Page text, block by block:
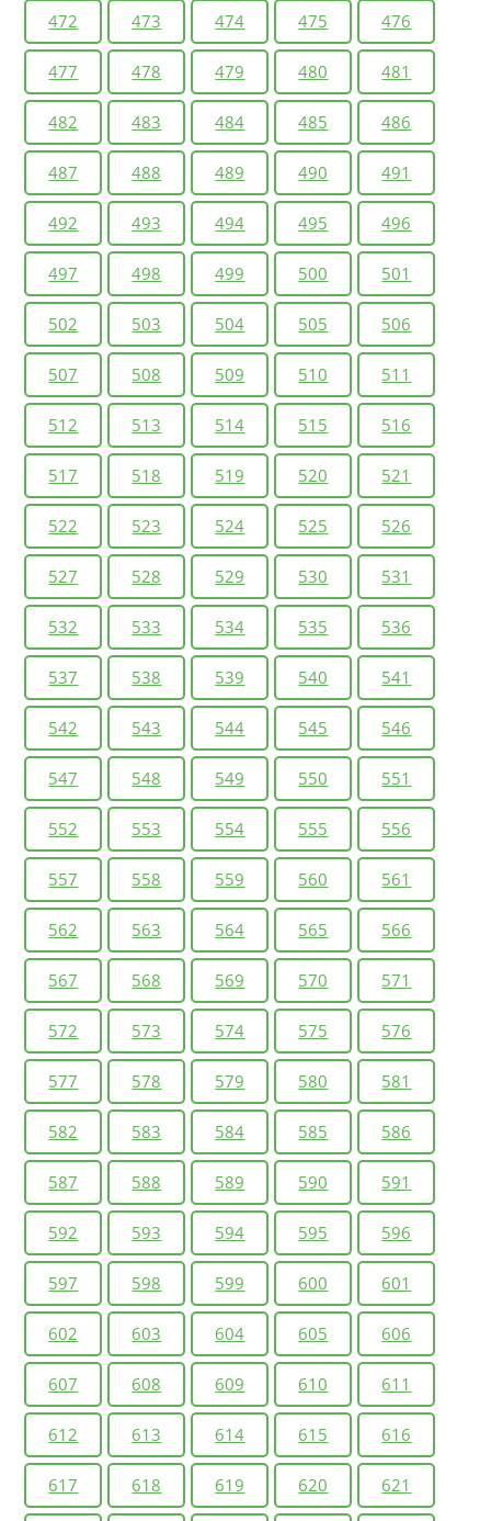
472 473 474 475 476
477 478 479 480 481
482 483 484 485 486
487 488 489 490 491
492 493 494 495 496
497 498 499 500 501
502 503 504 505 506
507 508 509 510 511
512 513 514 515 516
517 518 519 520 521
522 523 524 525 526
527 528 529 530 531
532 533 534 535 536
537 538 539 540 541
542 543 544 545 546
547 548 549 550 551
552 553 554 555 556
557 558 559 560 561
562 563 564 565 566
567 568 569 570 571
572 573 574 575 576
577 578 579 580 581
582 583 584 585 586
587 588 589 590 591
592 593 594 595 596
597 598 599 600 601
602 603 604 605 606
607 608 609 610 611
612 613 614 615 616
617 618 619 620 621